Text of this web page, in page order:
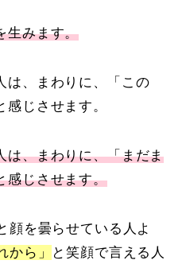
生みます。
は、まわりに、「この
じさせます。
は、まわりに、「まだま
感じさせます。
顔を曇らせている人よ
から」
と笑顔で言える人